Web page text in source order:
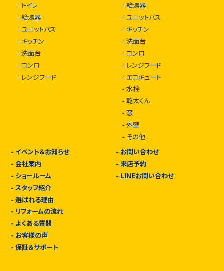
- トイレ
- 給湯器
- ユニットバス
- キッチン
- 洗面台
- コンロ
- レンジフード
-給湯器
- ユニットバス
- キッチン
-洗面台
- コンロ
- レンジフード
- エコキュート
-水栓
-乾太くん
- 窓
-外壁
- その他
- イベント＆お知らせ
- 会社案内
- ショールーム
- スタッフ紹介
- 選ばれる理由
- リフォームの流れ
- よくある質問
- お客様の声
- 保証＆サポート
- お問い合わせ
-来店予約
- LINEお問い合わせ